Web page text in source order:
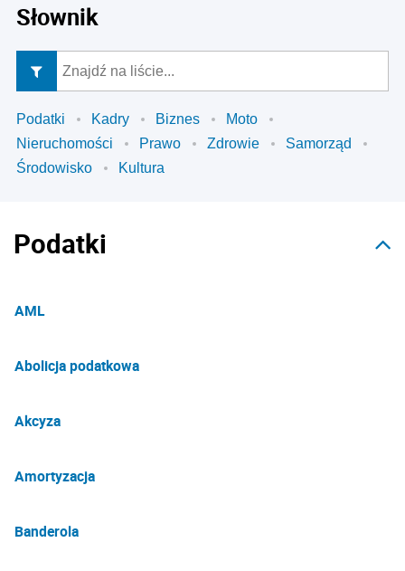
Słownik
Podatki Kadry Biznes
Moto
Nieruchomości
Prawo Zdrowie
Samorząd
Środowisko
Kultura
Podatki
AML
Abolicja podatkowa
Akcyza
Amortyzacja
Banderola